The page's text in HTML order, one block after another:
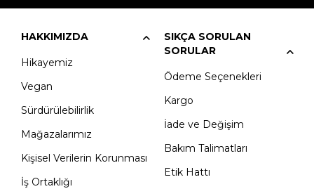
HAKKIMIZDA
Hikayemiz
Vegan
Sürdürülebilirlik
Mağazalarımız
Kişisel Verilerin Korunması
İş Ortaklığı
SIKÇA SORULAN
SORULAR
Ödeme Seçenekleri
Kargo
İade ve Değişim
Bakım Talimatları
Etik Hattı